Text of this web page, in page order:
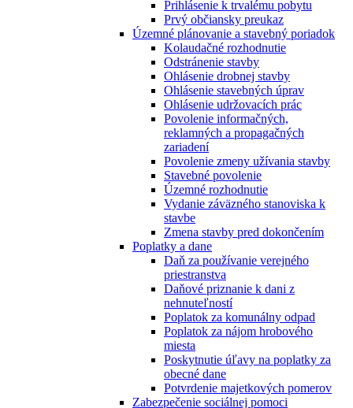
Prihlásenie k trvalému pobytu
Prvý občiansky preukaz
Územné plánovanie a stavebný poriadok
Kolaudačné rozhodnutie
Odstránenie stavby
Ohlásenie drobnej stavby
Ohlásenie stavebných úprav
Ohlásenie udržovacích prác
Povolenie informačných,
reklamných a propagačných
zariadení
Povolenie zmeny užívania stavby
Stavebné povolenie
Územné rozhodnutie
Vydanie záväzného stanoviska k
stavbe
Zmena stavby pred dokončením
Poplatky a dane
Daň za používanie verejného
priestranstva
Daňové priznanie k dani z
nehnuteľností
Poplatok za komunálny odpad
Poplatok za nájom hrobového
miesta
Poskytnutie úľavy na poplatky za
obecné dane
Potvrdenie majetkových pomerov
Zabezpečenie sociálnej pomoci